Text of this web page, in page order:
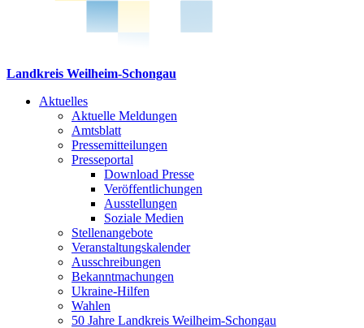
Landkreis Weilheim-Schongau
Aktuelles
Aktuelle Meldungen
Amtsblatt
Pressemitteilungen
Presseportal
Download Presse
Veröffentlichungen
Ausstellungen
Soziale Medien
Stellenangebote
Veranstaltungskalender
Ausschreibungen
Bekanntmachungen
Ukraine-Hilfen
Wahlen
50 Jahre Landkreis Weilheim-Schongau